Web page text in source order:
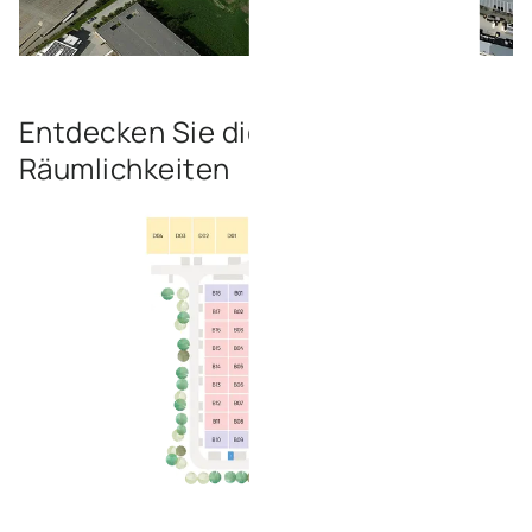
Entdecken Sie die verfügbaren
Räumlichkeiten